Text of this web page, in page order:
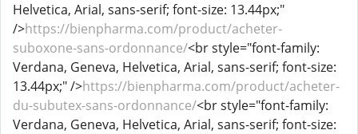
Helvetica, Arial, sans-serif; font-size: 13.44px;"
/>https://bienpharma.com/product/acheter-
suboxone-sans-ordonnance/<br style="font-family:
Verdana, Geneva, Helvetica, Arial, sans-serif; font-size:
13.44px;" />https://bienpharma.com/product/acheter-
du-subutex-sans-ordonnance/<br style="font-family:
Verdana, Geneva, Helvetica, Arial, sans-serif; font-size: